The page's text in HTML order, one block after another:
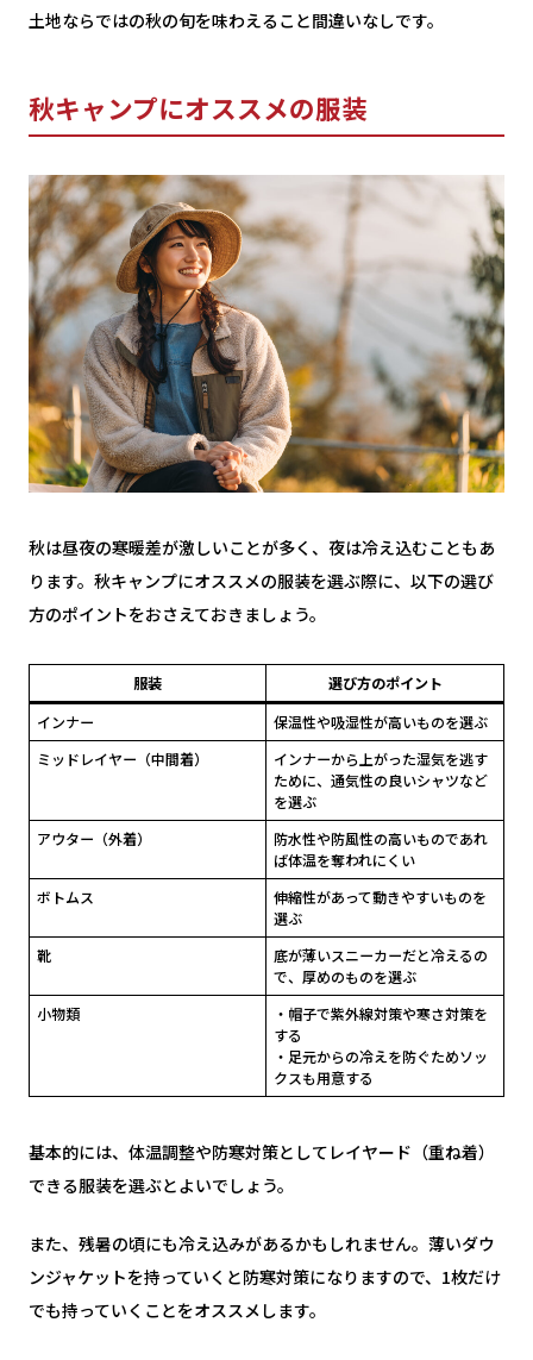
土地ならではの秋の旬を味わえること間違いなしです。
秋キャンプにオススメの服装
秋は昼夜の寒暖差が激しいことが多く、夜は冷え込むこともあ
ります。秋キャンプにオススメの服装を選ぶ際に、以下の選び
方のポイントをおさえておきましょう。
服装
選び方のポイント
インナー
保温性や吸湿性が高いものを選ぶ
ミッドレイヤー（中間着）
インナーから上がった湿気を逃す
ために、通気性の良いシャツなど
を選ぶ
アウター（外着）
防水性や防風性の高いものであれ
ば体温を奪われにくい
ボトムス
伸縮性があって動きやすいものを
選ぶ
靴
底が薄いスニーカーだと冷えるの
で、厚めのものを選ぶ
小物類
・帽子で紫外線対策や寒さ対策を
する
・足元からの冷えを防ぐためソッ
クスも用意する
基本的には、体温調整や防寒対策としてレイヤード（重ね着）
できる服装を選ぶとよいでしょう。
また、残暑の頃にも冷え込みがあるかもしれません。薄いダウ
ンジャケットを持っていくと防寒対策になりますので、1枚だけ
でも持っていくことをオススメします。